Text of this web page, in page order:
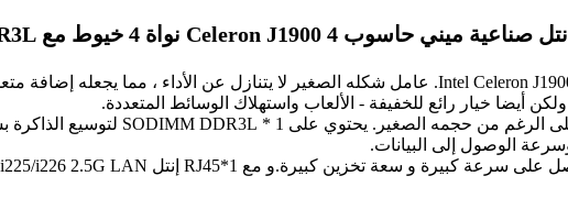
إنتل صناعية ميني حاسوب Celeron J1900 4 نواة 4 خيوط مع DDR3L ومروحة التبريد